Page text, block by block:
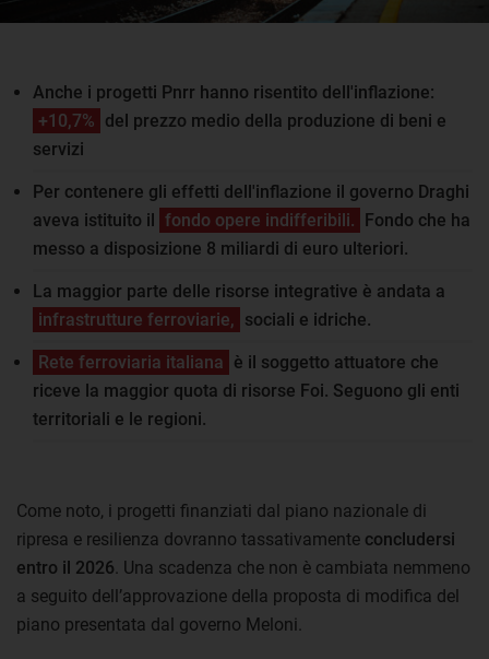
Anche i progetti Pnrr hanno risentito dell'inflazione:
+10,7% del prezzo medio della produzione di beni e
servizi
Per contenere gli effetti dell'inflazione il governo Draghi
aveva istituito il fondo opere indifferibili. Fondo che ha
messo a disposizione 8 miliardi di euro ulteriori.
La maggior parte delle risorse integrative è andata a
infrastrutture ferroviarie, sociali e idriche.
Rete ferroviaria italiana è il soggetto attuatore che
riceve la maggior quota di risorse Foi. Seguono gli enti
territoriali e le regioni.
Come noto, i progetti finanziati dal piano nazionale di
ripresa e resilienza dovranno tassativamente concludersi
entro il 2026 . Una scadenza che non è cambiata nemmeno
a seguito dell’approvazione della proposta di modifica del
piano presentata dal governo Meloni.